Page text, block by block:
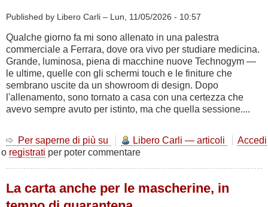
Storie
Persone
Published by Libero Carli – Lun, 11/05/2026 - 10:57
Qualche giorno fa mi sono allenato in una palestra
commerciale a Ferrara, dove ora vivo per studiare medicina.
Grande, luminosa, piena di macchine nuove Technogym —
le ultime, quelle con gli schermi touch e le finiture che
sembrano uscite da un showroom di design. Dopo
l'allenamento, sono tornato a casa con una certezza che
avevo sempre avuto per istinto, ma che quella sessione....
Per saperne di più su
Costruite
per
Libero Carli — articoli
Accedi
o registrati per poter commentare
La carta anche per le mascherine, in